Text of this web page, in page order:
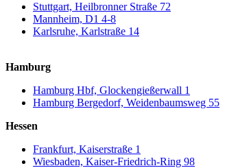
Stuttgart, Heilbronner Straße 72
Mannheim, D1 4-8
Karlsruhe, Karlstraße 14
Hamburg
Hamburg Hbf, Glockengießerwall 1
Hamburg Bergedorf, Weidenbaumsweg 55
Hessen
Frankfurt, Kaiserstraße 1
Wiesbaden, Kaiser-Friedrich-Ring 98